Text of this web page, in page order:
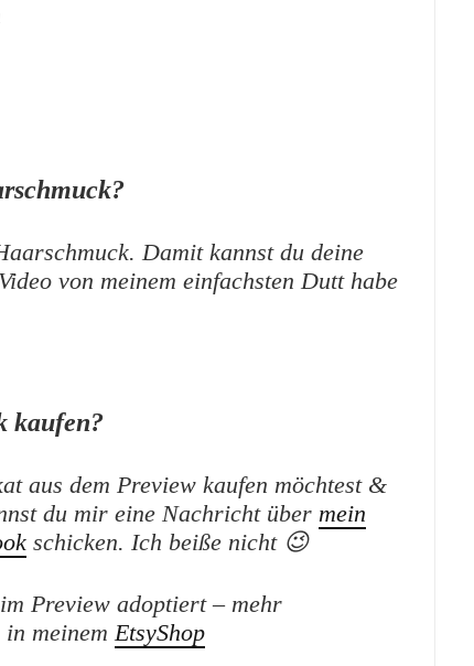
Damit kannst du deine
von meinem einfachsten Dutt habe
kaufen?
aus dem Preview kaufen möchtest &
du mir eine Nachricht über mein
schicken. Ich beiße nicht 😉
Preview adoptiert – mehr
in meinemEtsyShop